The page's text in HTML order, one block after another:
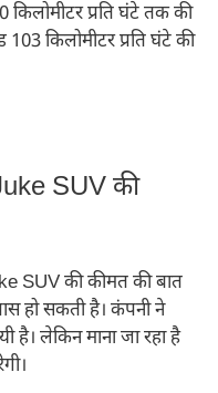
प्रति घंटे तक की
किलोमीटर प्रति घंटे की
SUV की
SUV की कीमत की बात
हो सकती है। कंपनी ने
है। लेकिन माना जा रहा है